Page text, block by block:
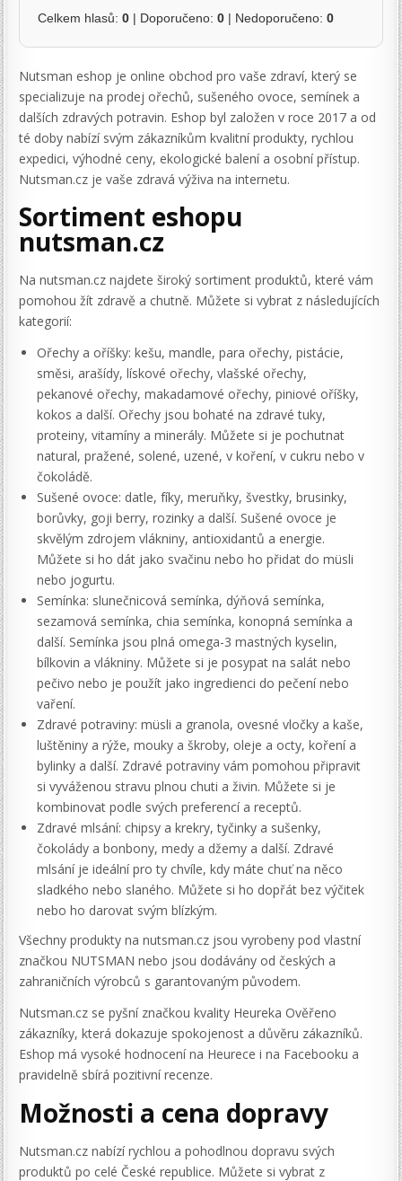
Celkem hlasů:0 | Doporučeno:0 | Nedoporučeno:0
Nutsman eshop je online obchod pro vaše zdraví, který se
specializuje na prodej ořechů, sušeného ovoce, semínek a
dalších zdravých potravin. Eshop byl založen v roce 2017 a od
té doby nabízí svým zákazníkům kvalitní produkty, rychlou
expedici, výhodné ceny, ekologické balení a osobní přístup.
Nutsman.cz je vaše zdravá výživa na internetu.
Sortiment eshopu
nutsman.cz
Na nutsman.cz najdete široký sortiment produktů, které vám
pomohou žít zdravě a chutně. Můžete si vybrat z následujících
kategorií:
Ořechy a oříšky: kešu, mandle, para ořechy, pistácie,
směsi, arašídy, lískové ořechy, vlašské ořechy,
pekanové ořechy, makadamové ořechy, piniové oříšky,
kokos a další. Ořechy jsou bohaté na zdravé tuky,
proteiny, vitamíny a minerály. Můžete si je pochutnat
natural, pražené, solené, uzené, v koření, v cukru nebo v
čokoládě.
Sušené ovoce: datle, fíky, meruňky, švestky, brusinky,
borůvky, goji berry, rozinky a další. Sušené ovoce je
skvělým zdrojem vlákniny, antioxidantů a energie.
Můžete si ho dát jako svačinu nebo ho přidat do müsli
nebo jogurtu.
Semínka: slunečnicová semínka, dýňová semínka,
sezamová semínka, chia semínka, konopná semínka a
další. Semínka jsou plná omega-3 mastných kyselin,
bílkovin a vlákniny. Můžete si je posypat na salát nebo
pečivo nebo je použít jako ingredienci do pečení nebo
vaření.
Zdravé potraviny: müsli a granola, ovesné vločky a kaše,
luštěniny a rýže, mouky a škroby, oleje a octy, koření a
bylinky a další. Zdravé potraviny vám pomohou připravit
si vyváženou stravu plnou chuti a živin. Můžete si je
kombinovat podle svých preferencí a receptů.
Zdravé mlsání: chipsy a krekry, tyčinky a sušenky,
čokolády a bonbony, medy a džemy a další. Zdravé
mlsání je ideální pro ty chvíle, kdy máte chuť na něco
sladkého nebo slaného. Můžete si ho dopřát bez výčitek
nebo ho darovat svým blízkým.
Všechny produkty na nutsman.cz jsou vyrobeny pod vlastní
značkou NUTSMAN nebo jsou dodávány od českých a
zahraničních výrobců s garantovaným původem.
Nutsman.cz se pyšní značkou kvality Heureka Ověřeno
zákazníky, která dokazuje spokojenost a důvěru zákazníků.
Eshop má vysoké hodnocení na Heurece i na Facebooku a
pravidelně sbírá pozitivní recenze.
Možnosti a cena dopravy
Nutsman.cz nabízí rychlou a pohodlnou dopravu svých
produktů po celé České republice. Můžete si vybrat z